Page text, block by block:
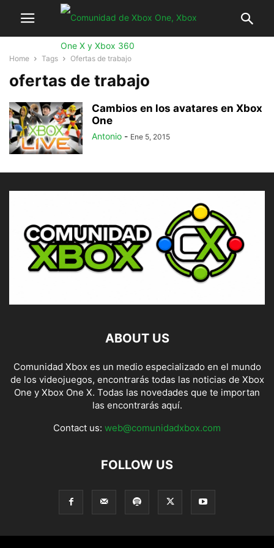
Home Tags Ofertas de trabajo
ofertas de trabajo
Cambios en los avatares en Xbox
One
Antonio - Ene 5, 2015
ABOUT US
Comunidad Xbox es un medio especializado en el mundo
de los videojuegos, encontrarás todas las noticias de Xbox
One y Xbox One X. Todas las novedades que te importan
las encontrarás aquí.
Contact us: web@comunidadxbox.com
FOLLOW US